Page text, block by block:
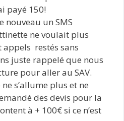
payé 150!
nouveau un SMS
ne voulait plus
appels restés sans
juste rappelé que nous
pour aller au SAV.
s’allume plus et ne
des devis pour la
à + 100€ si ce n’est